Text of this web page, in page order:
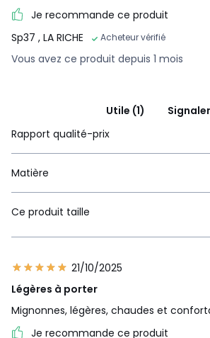
Je recommande ce produit
Sp37 , LA RICHE Acheteur vérifié
Vous avez ce produit depuis 1 mois
Utile (1)
Signaler
Rapport qualité-prix
Matière
Ce produit taille
21/10/2025
Légères à porter
Mignonnes, légères, chaudes et
Je recommande ce produit